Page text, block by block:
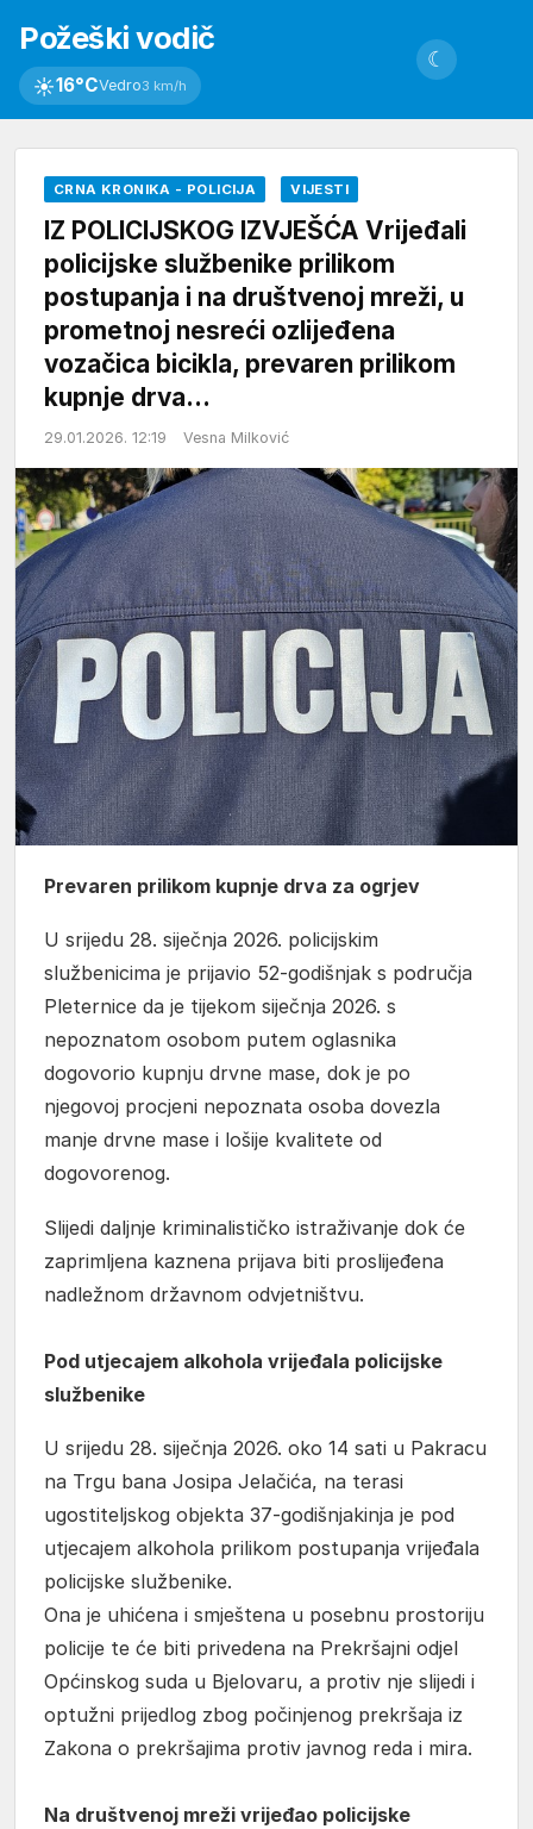
Požeški vodič
☀16°CVedro3 km/h
☾
CRNA KRONIKA - POLICIJA VIJESTI
IZ POLICIJSKOG IZVJEŠĆA Vrijeđali
policijske službenike prilikom
postupanja i na društvenoj mreži, u
prometnoj nesreći ozlijeđena
vozačica bicikla, prevaren prilikom
kupnje drva…
29.01.2026. 12:19 Vesna Milković
Prevaren prilikom kupnje drva za ogrjev
U srijedu 28. siječnja 2026. policijskim
službenicima je prijavio 52-godišnjak s područja
Pleternice da je tijekom siječnja 2026. s
nepoznatom osobom putem oglasnika
dogovorio kupnju drvne mase, dok je po
njegovoj procjeni nepoznata osoba dovezla
manje drvne mase i lošije kvalitete od
dogovorenog.
Slijedi daljnje kriminalističko istraživanje dok će
zaprimljena kaznena prijava biti proslijeđena
nadležnom državnom odvjetništvu.
Pod utjecajem alkohola vrijeđala policijske
službenike
U srijedu 28. siječnja 2026. oko 14 sati u Pakracu
na Trgu bana Josipa Jelačića, na terasi
ugostiteljskog objekta 37-godišnjakinja je pod
utjecajem alkohola prilikom postupanja vrijeđala
policijske službenike.
Ona je uhićena i smještena u posebnu prostoriju
policije te će biti privedena na Prekršajni odjel
Općinskog suda u Bjelovaru, a protiv nje slijedi i
optužni prijedlog zbog počinjenog prekršaja iz
Zakona o prekršajima protiv javnog reda i mira.
Na društvenoj mreži vrijeđao policijske